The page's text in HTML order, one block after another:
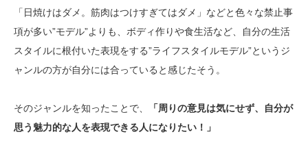
「日焼けはダメ。筋肉はつけすぎてはダメ」などと色々な禁止事
項が多い”モデル”よりも、ボディ作りや食生活など、自分の生活
スタイルに根付いた表現をする”ライフスタイルモデル”というジ
ャンルの方が自分には合っていると感じたそう。
そのジャンルを知ったことで、
「周りの意見は気にせず、自分が
思う魅力的な人を表現できる人になりたい！」